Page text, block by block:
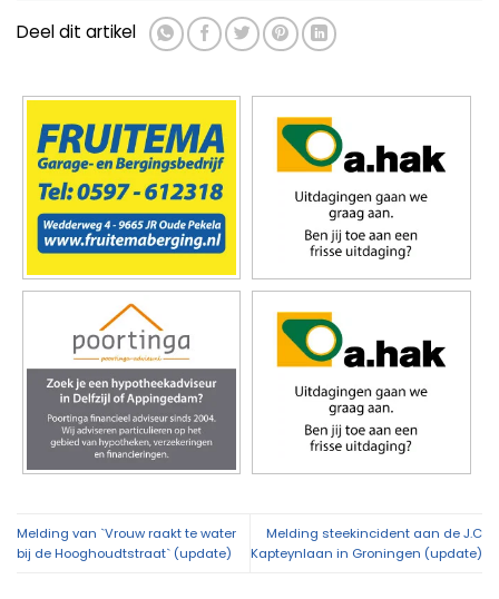
Deel dit artikel
Melding van `Vrouw raakt te water
bij de Hooghoudtstraat` (update)
Melding steekincident aan de J.C
Kapteynlaan in Groningen (update)